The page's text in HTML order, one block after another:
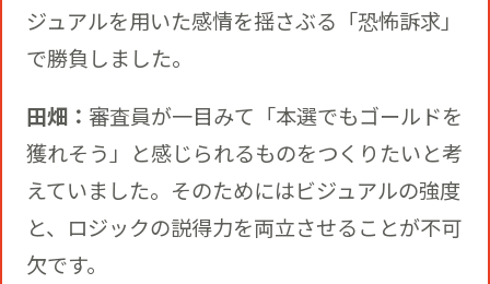
ジュアルを用いた感情を揺さぶる「恐怖訴求」
で勝負しました。
田畑： 審査員が一目みて「本選でもゴールドを
獲れそう」と感じられるものをつくりたいと考
えていました。そのためにはビジュアルの強度
と、ロジックの説得力を両立させることが不可
欠です。